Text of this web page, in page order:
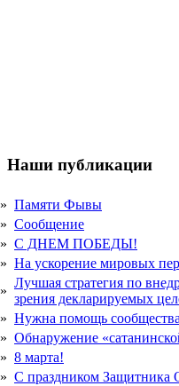
Наши публикации
» Памяти Фывы
» Сообщение
» С ДНЕМ ПОБЕДЫ!
» На ускорение мировых
»
Лучшая стратегия по
зрения декларируемых
» Нужна помощь сообщества
» Обнаружение
» 8 марта!
» С праздником Защитника